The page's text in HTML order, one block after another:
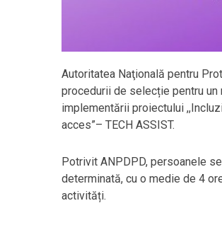
Autoritatea Naţională pentru
procedurii de selecție pentru un
implementării proiectului
acces”– TECH ASSIST.
Potrivit ANPDPD, persoanele
determinată, cu o medie de 4
activități.